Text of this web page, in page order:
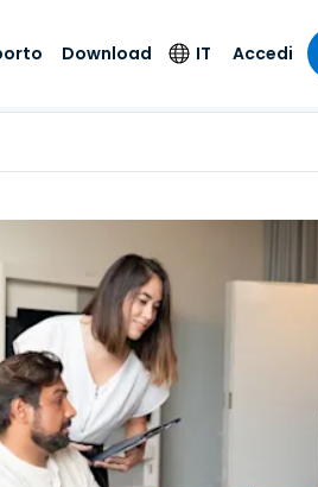
on-
Antivirus
Rilevamento degli
endpoint e risposta
Accesso e controllo
Wi-Fi Foxpass
Spazio di lavoro
sicuro Zero Trust
Shield (Anti-scam)
sanitaria
e
e Design
contabilità
settori
Download IT
Español
Français
Italiano
Nederlands
Português
简体中文
Accedi